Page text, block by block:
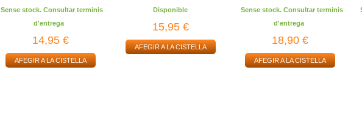
Sense stock. Consultar terminis
d'entrega
14,95 €
AFEGIR A LA CISTELLA
Disponible
15,95 €
AFEGIR A LA CISTELLA
Sense stock. Consultar terminis
d'entrega
18,90 €
AFEGIR A LA CISTELLA